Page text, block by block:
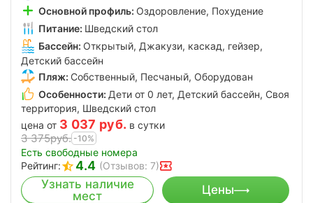
Основной профиль: Оздоровление, Похудение
Питание: Шведский стол
Бассейн: Открытый, Джакузи, каскад, гейзер,
Детский бассейн
Пляж: Собственный, Песчаный, Оборудован
Особенности: Дети от 0 лет, Детский бассейн, Своя
территория, Шведский стол
цена от 3 037 руб. в сутки
3 375руб. -10%
Есть свободные номера
Рейтинг:
4.4 (Отзывов: 7)
Узнать наличие
мест
Цены